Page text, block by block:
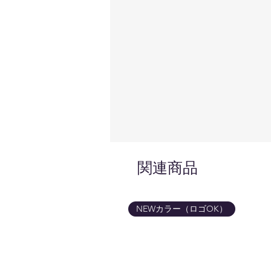
関連商品
NEWカラー（ロゴOK）